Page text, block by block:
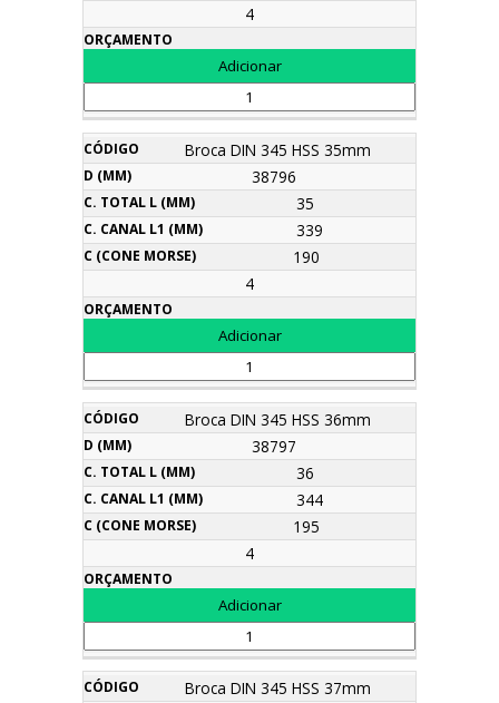
4
Broca DIN 345 HSS 35mm
38796
35
339
190
4
Broca DIN 345 HSS 36mm
38797
36
344
195
4
Broca DIN 345 HSS 37mm